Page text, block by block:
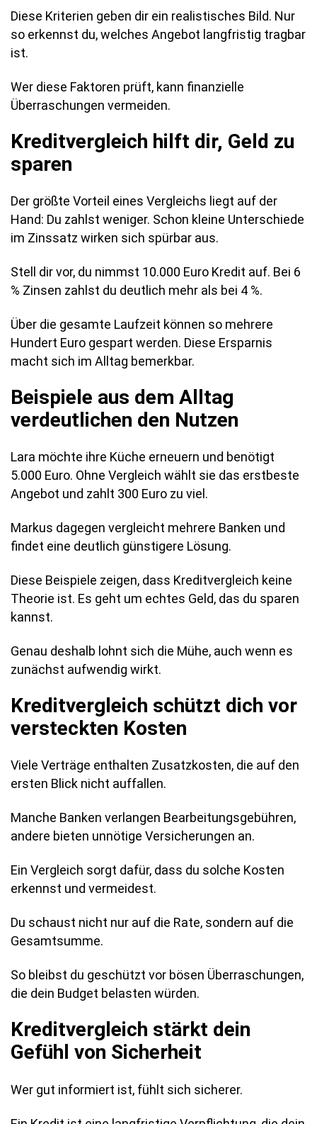
Diese Kriterien geben dir ein realistisches Bild. Nur
so erkennst du, welches Angebot langfristig tragbar
ist.
Wer diese Faktoren prüft, kann finanzielle
Überraschungen vermeiden.
Kreditvergleich hilft dir, Geld zu
sparen
Der größte Vorteil eines Vergleichs liegt auf der
Hand: Du zahlst weniger. Schon kleine Unterschiede
im Zinssatz wirken sich spürbar aus.
Stell dir vor, du nimmst 10.000 Euro Kredit auf. Bei 6
% Zinsen zahlst du deutlich mehr als bei 4 %.
Über die gesamte Laufzeit können so mehrere
Hundert Euro gespart werden. Diese Ersparnis
macht sich im Alltag bemerkbar.
Beispiele aus dem Alltag
verdeutlichen den Nutzen
Lara möchte ihre Küche erneuern und benötigt
5.000 Euro. Ohne Vergleich wählt sie das erstbeste
Angebot und zahlt 300 Euro zu viel.
Markus dagegen vergleicht mehrere Banken und
findet eine deutlich günstigere Lösung.
Diese Beispiele zeigen, dass Kreditvergleich keine
Theorie ist. Es geht um echtes Geld, das du sparen
kannst.
Genau deshalb lohnt sich die Mühe, auch wenn es
zunächst aufwendig wirkt.
Kreditvergleich schützt dich vor
versteckten Kosten
Viele Verträge enthalten Zusatzkosten, die auf den
ersten Blick nicht auffallen.
Manche Banken verlangen Bearbeitungsgebühren,
andere bieten unnötige Versicherungen an.
Ein Vergleich sorgt dafür, dass du solche Kosten
erkennst und vermeidest.
Du schaust nicht nur auf die Rate, sondern auf die
Gesamtsumme.
So bleibst du geschützt vor bösen Überraschungen,
die dein Budget belasten würden.
Kreditvergleich stärkt dein
Gefühl von Sicherheit
Wer gut informiert ist, fühlt sich sicherer.